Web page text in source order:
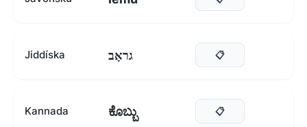
Jiddíska גראָב 📋
Kannada ಕೊಬ್ಬು 📋